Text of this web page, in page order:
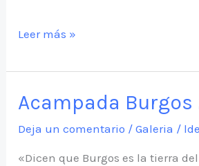
Acampada
Marisco
Leer más »
Acampada Burgos
Deja un comentario /Galeria /
«Dicen que Burgos es la tierra